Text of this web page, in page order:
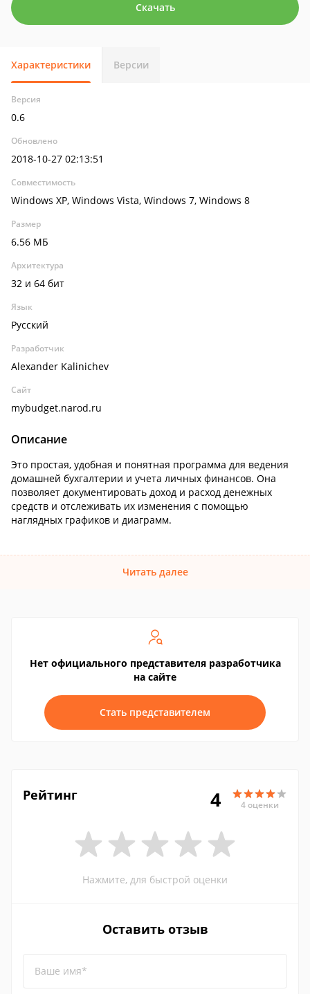
Скачать
Характеристики Версии
Версия
0.6
Обновлено
2018-10-27 02:13:51
Совместимость
Windows XP, Windows Vista, Windows 7, Windows 8
Размер
6.56 МБ
Архитектура
32 и 64 бит
Язык
Русский
Разработчик
Alexander Kalinichev
Сайт
mybudget.narod.ru
Описание
Это простая, удобная и понятная программа для ведения
домашней бухгалтерии и учета личных финансов. Она
позволяет документировать доход и расход денежных
средств и отслеживать их изменения с помощью
наглядных графиков и диаграмм.
Читать далее
Нет официального представителя разработчика
на сайте
Стать представителем
Рейтинг 4 4 оценки
Нажмите, для быстрой оценки
Оставить отзыв
Ваше имя*